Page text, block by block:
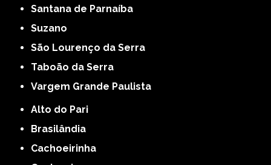
Santana de Parnaíba
Suzano
São Lourenço da Serra
Taboão da Serra
Vargem Grande Paulista
Alto do Pari
Brasilândia
Cachoeirinha